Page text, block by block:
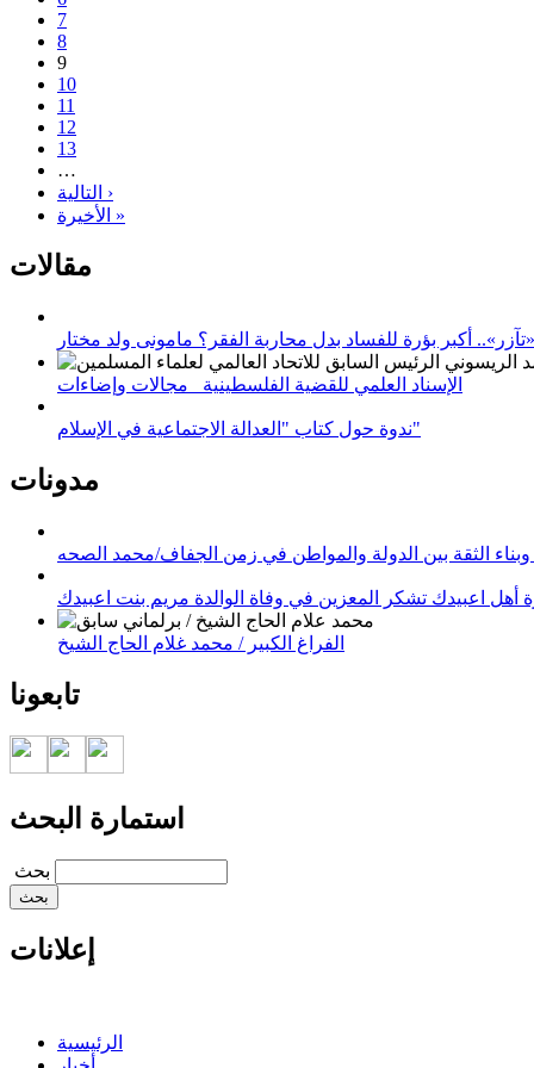
7
8
9
10
11
12
13
…
التالية ›
الأخيرة »
مقالات
أكبر بؤرة للفساد بدل محاربة الفقر؟ مامونى ولد مختار
الإسناد العلمي للقضية الفلسطينية_ مجالات وإضاءات
ندوة حول كتاب "العدالة الاجتماعية في الإسلام"
مدونات
الثقة بين الدولة والمواطن في زمن الجفاف/محمد الصحه
أهل اعبيدك تشكر المعزين في وفاة الوالدة مريم بنت اعبيدك
الفراغ الكبير / محمد غلام الحاج الشيخ
تابعونا
استمارة البحث
‏بحث ‏
إعلانات
الرئيسية